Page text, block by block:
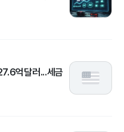
억달러...세금